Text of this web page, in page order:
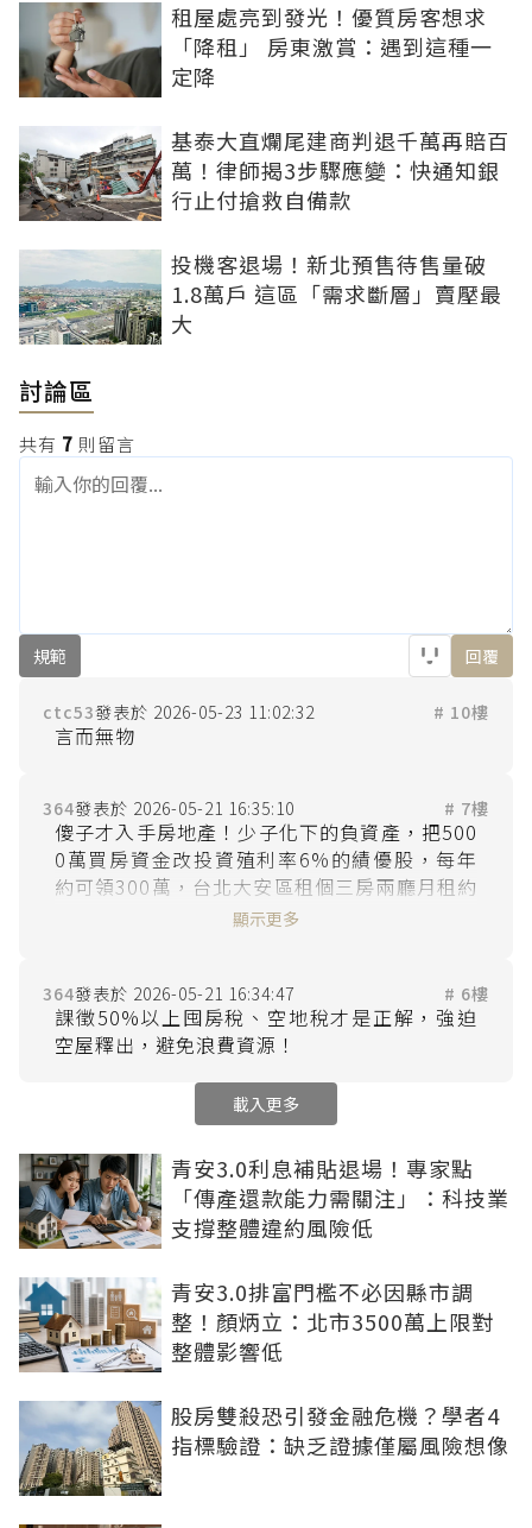
租屋處亮到發光！優質房客想求
「降租」 房東激賞：遇到這種一
定降
基泰大直爛尾建商判退千萬再賠百
萬！律師揭3步驟應變：快通知銀
行止付搶救自備款
投機客退場！新北預售待售量破
1.8萬戶 這區「需求斷層」賣壓最
大
討論區
共有 7 則留言
規範 回覆
ctc53 2026-05-23 11:02:32 # 10樓
364 2026-05-21 16:35:10 # 7樓
傻子才入手房地產！少子化下的負資產，把500
0萬買房資金改投資殖利率6%的績優股，每年
約可領300萬，台北大安區租個三房兩廳月租約
5萬，一年也才60萬，把錢拿去買房？當大家是
顯示更多
364 2026-05-21 16:34:47 # 6樓
課徵50%以上囤房稅、空地稅才是正解，強迫
載入更多
青安3.0利息補貼退場！專家點
「傳產還款能力需關注」：科技業
支撐整體違約風險低
青安3.0排富門檻不必因縣市調
整！顏炳立：北市3500萬上限對
整體影響低
股房雙殺恐引發金融危機？學者4
指標驗證：缺乏證據僅屬風險想像